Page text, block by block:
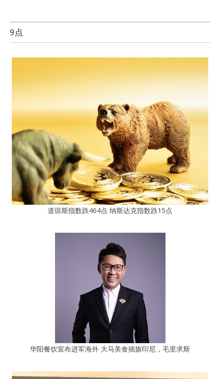
9点
道琼斯指数跌464点 纳斯达克指数跌15点
华阳餐饮宣布进军海外 大马美食插旗印尼，毛里求斯